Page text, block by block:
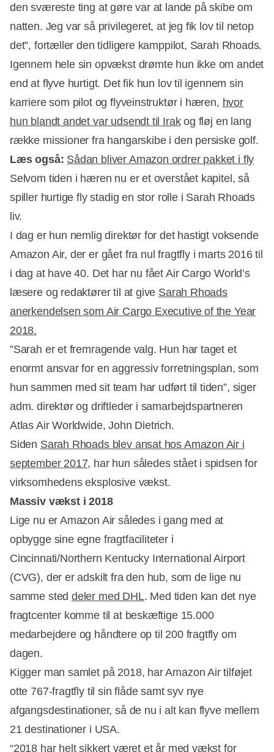
den sværeste ting at gøre var at lande på skibe om
natten. Jeg var så privilegeret, at jeg fik lov til netop
det”, fortæller den tidligere kamppilot, Sarah Rhoads.
Igennem hele sin opvækst drømte hun ikke om andet
end at flyve hurtigt. Det fik hun lov til igennem sin
karriere som pilot og flyveinstruktør i hæren, hvor
hun blandt andet var udsendt til Irakog fløj en lang
række missioner fra hangarskibe i den persiske golf.
Læs også: Sådan bliver Amazon ordrer pakket i fly
Selvom tiden i hæren nu er et overstået kapitel, så
spiller hurtige fly stadig en stor rolle i Sarah Rhoads
liv.
I dag er hun nemlig direktør for det hastigt voksende
Amazon Air, der er gået fra nul fragtfly i marts 2016 til
i dag at have 40. Det har nu fået Air Cargo World’s
læsere og redaktører til at give Sarah Rhoads
anerkendelsen som Air Cargo Executive of the Year
2018.
”Sarah er et fremragende valg. Hun har taget et
enormt ansvar for en aggressiv forretningsplan, som
hun sammen med sit team har udført til tiden”, siger
adm. direktør og driftleder i samarbejdspartneren
Atlas Air Worldwide, John Dietrich.
Siden Sarah Rhoads blev ansat hos Amazon Air i
september 2017, har hun således stået i spidsen for
virksomhedens eksplosive vækst.
Massiv vækst i 2018
Lige nu er Amazon Air således i gang med at
opbygge sine egne fragtfaciliteter i
Cincinnati/Northern Kentucky International Airport
(CVG), der er adskilt fra den hub, som de lige nu
samme steddeler med DHL. Med tiden kan det nye
fragtcenter komme til at beskæftige 15.000
medarbejdere og håndtere op til 200 fragtfly om
dagen.
Kigger man samlet på 2018, har Amazon Air tilføjet
otte 767-fragtfly til sin flåde samt syv nye
afgangsdestinationer, så de nu i alt kan flyve mellem
21 destinationer i USA.
“2018 har helt sikkert været et år med vækst for